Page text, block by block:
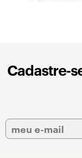
Cadastre-